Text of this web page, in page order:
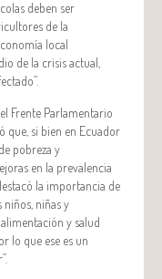
deben ser
de la
local
de la crisis actual,
Frente Parlamentario
que, si bien en Ecuador
pobreza y
en la prevalencia
la importancia de
niños, niñas y
y salud
lo que ese es un